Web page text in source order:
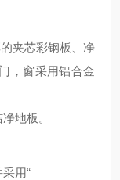
夹芯彩钢板、净
，窗采用铝合金
地板。
用“